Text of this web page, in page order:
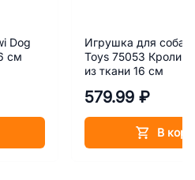
Dog
см
Игрушка для собак
Toys 75053 Кролик
из ткани 16 см
579.99 ₽
В